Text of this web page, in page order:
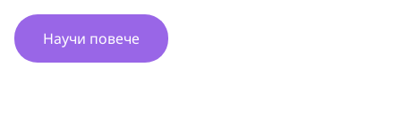
Научи повече